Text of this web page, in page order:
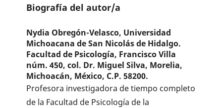
Biografía del autor/a
Nydia Obregón-Velasco, Universidad
Michoacana de San Nicolás de Hidalgo.
Facultad de Psicología, Francisco Villa
núm. 450, col. Dr. Miguel Silva, Morelia,
Michoacán, México, C.P. 58200.
Profesora investigadora de tiempo completo
de la Facultad de Psicología de la